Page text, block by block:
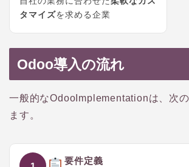
タマイズを求める企業
Odoo導入の流れ
一般的なOdooImplementationは、次
ます。
要件定義